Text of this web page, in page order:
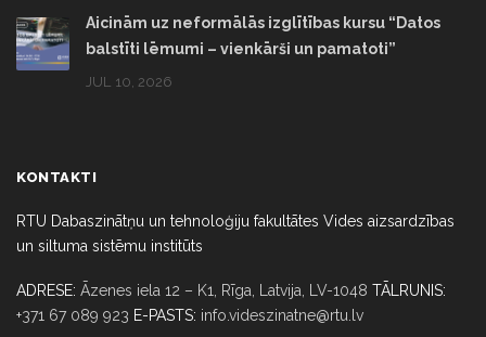
Aicinām uz neformālās izglītības kursu “Datos
balstīti lēmumi – vienkārši un pamatoti”
JUL 10, 2026
KONTAKTI
RTU Dabaszinātņu un tehnoloģiju fakultātes Vides aizsardzības
un siltuma sistēmu institūts
ADRESE: Āzenes iela 12 – K1, Rīga, Latvija, LV-1048 TĀLRUNIS:
+371 67 089 923 E-PASTS: info.videszinatne@rtu.lv